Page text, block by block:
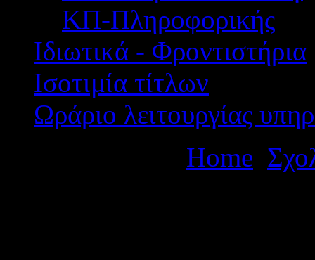
ΚΠ-Πληροφορικής
Ιδιωτικά - Φροντιστήρια
Ισοτιμία τίτλων
Ωράριο λειτουργίας
Home